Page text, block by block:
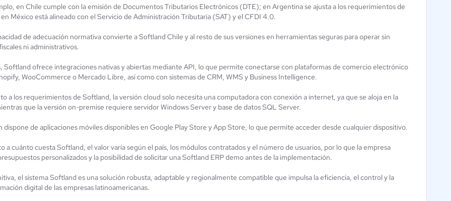
en Chile cumple con la emisión de Documentos Tributarios Electrónicos (DTE); en Argentina se ajusta a los requerimientos de
México está alineado con el Servicio de Administración Tributaria (SAT) y el CFDI 4.0.
de adecuación normativa convierte a Softland Chile y al resto de sus versiones en herramientas seguras para operar sin
ni administrativos.
Softland ofrece integraciones nativas y abiertas mediante API, lo que permite conectarse con plataformas de comercio electrónico
WooCommerce o Mercado Libre, así como con sistemas de CRM, WMS y Business Intelligence.
a los requerimientos de Softland, la versión cloud solo necesita una computadora con conexión a internet, ya que se aloja en la
que la versión on-premise requiere servidor Windows Server y base de datos SQL Server.
dispone de aplicaciones móviles disponibles en Google Play Store y App Store, lo que permite acceder desde cualquier dispositivo.
a cuánto cuesta Softland, el valor varía según el país, los módulos contratados y el número de usuarios, por lo que la empresa
personalizados y la posibilidad de solicitar una Softland ERP demo antes de la implementación.
el sistema Softland es una solución robusta, adaptable y regionalmente compatible que impulsa la eficiencia, el control y la
digital de las empresas latinoamericanas.